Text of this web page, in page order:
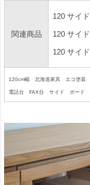
関連商品
120 サイ
120 サイ
120 サイ
120cm幅 北海道家具 エコ塗
電話台 FAX台 サイド ボード